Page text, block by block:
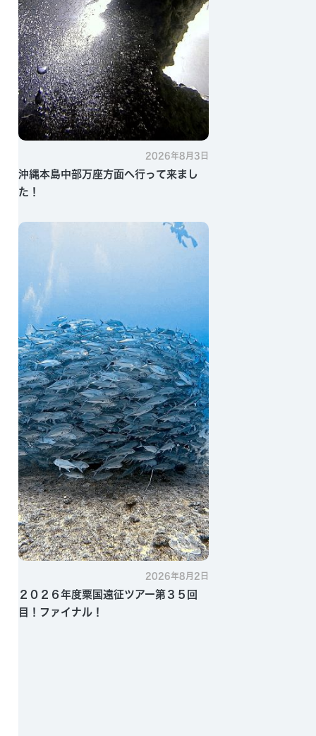
2026年8月3日
沖縄本島中部万座方面へ行って来まし
た！
2026年8月2日
２０２６年度粟国遠征ツアー第３５回
目！ファイナル！